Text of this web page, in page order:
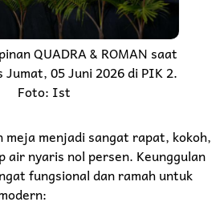
QUADRA & ROMAN saat
05 Juni 2026 di PIK 2.
Foto: Ist
meja menjadi sangat rapat, kokoh,
air nyaris nol persen. Keunggulan
fungsional dan ramah untuk